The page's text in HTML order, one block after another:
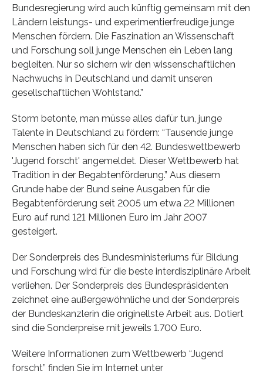
Bundesregierung wird auch künftig gemeinsam mit den
Ländern leistungs- und experimentierfreudige junge
Menschen fördern. Die Faszination an Wissenschaft
und Forschung soll junge Menschen ein Leben lang
begleiten. Nur so sichern wir den wissenschaftlichen
Nachwuchs in Deutschland und damit unseren
gesellschaftlichen Wohlstand.”
Storm betonte, man müsse alles dafür tun, junge
Talente in Deutschland zu fördern: “Tausende junge
Menschen haben sich für den 42. Bundeswettbewerb
'Jugend forscht' angemeldet. Dieser Wettbewerb hat
Tradition in der Begabtenförderung.” Aus diesem
Grunde habe der Bund seine Ausgaben für die
Begabtenförderung seit 2005 um etwa 22 Millionen
Euro auf rund 121 Millionen Euro im Jahr 2007
gesteigert.
Der Sonderpreis des Bundesministeriums für Bildung
und Forschung wird für die beste interdisziplinäre Arbeit
verliehen. Der Sonderpreis des Bundespräsidenten
zeichnet eine außergewöhnliche und der Sonderpreis
der Bundeskanzlerin die originellste Arbeit aus. Dotiert
sind die Sonderpreise mit jeweils 1.700 Euro.
Weitere Informationen zum Wettbewerb “Jugend
forscht” finden Sie im Internet unter